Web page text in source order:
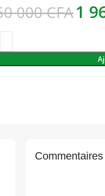
000CFA1